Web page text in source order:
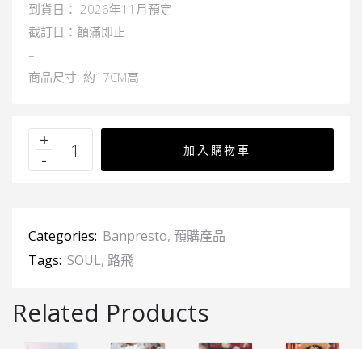
到貨日： 2026年11月預定
截訂日：額滿即止
–
商品尺寸: 約17CM高
加入購物車
Categories: Banpresto, 預購產品
Tags: SOUL, 路飛
Related Products